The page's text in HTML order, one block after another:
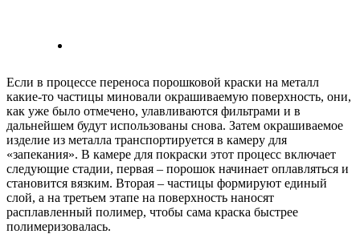
Если в процессе переноса порошковой краски на металл
какие-то частицы миновали окрашиваемую поверхность, они,
как уже было отмечено, улавливаются фильтрами и в
дальнейшем будут использованы снова. Затем окрашиваемое
изделие из металла транспортируется в камеру для
«запекания». В камере для покраски этот процесс включает
следующие стадии, первая – порошок начинает оплавляться и
становится вязким. Вторая – частицы формируют единый
слой, а на третьем этапе на поверхность наносят
расплавленный полимер, чтобы сама краска быстрее
полимеризовалась.